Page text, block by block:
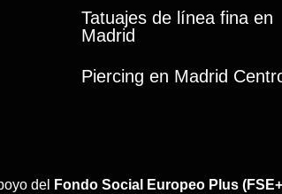
Tatuajes de línea fina en
Madrid
Piercing en Madrid
del Fondo Social Europeo Plus